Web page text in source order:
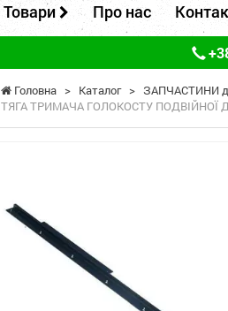
Товари Про нас
Головна > Каталог > ЗАПЧАСТИНИ до
ТЯГА ТРИМАЧА ГОЛОКОСТУ ПОДВІЙНОЇ